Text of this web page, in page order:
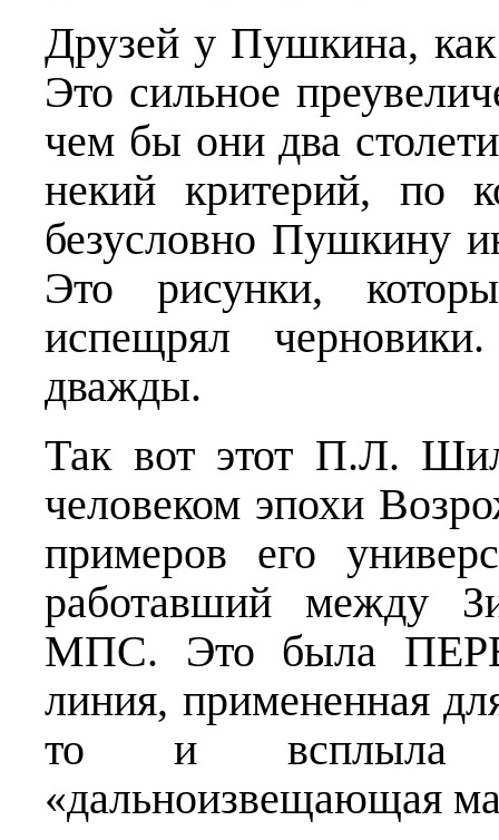
Друзей у Пушкина,
Это сильное
чем бы они два
некий критерий, по
безусловно Пушкину
Это рисунки,
испещрял
дважды.
Так вот этот П.Л.
человеком эпохи
примеров его
работавший между
МПС. Это была
линия, примененная
то и всплыла
«дальноизвещающая